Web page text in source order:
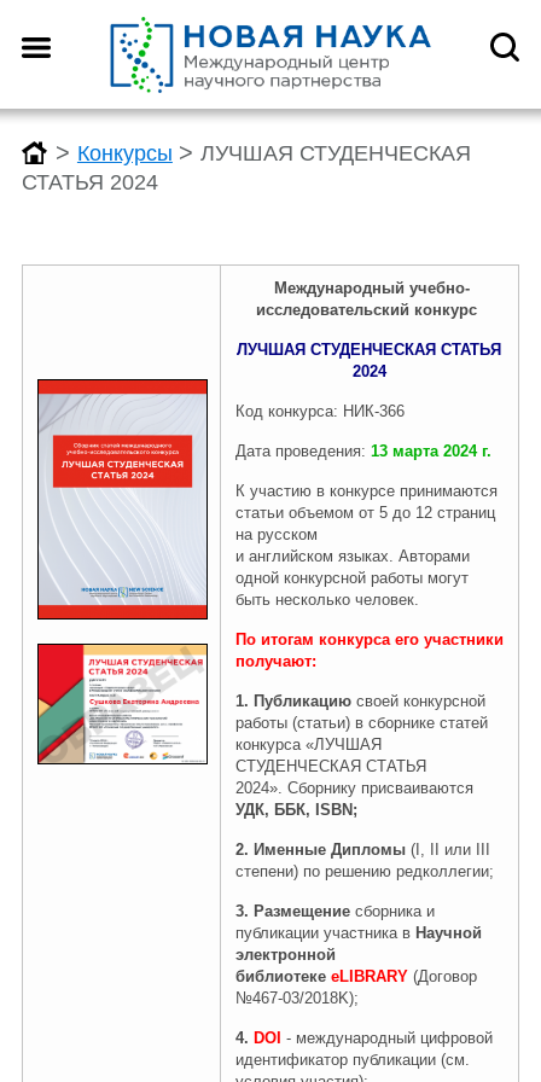
Назад
О центре
Как оформить научную
статью для публикации
Отзывы
Редколлегия
Правовая информация
Назад
Конференции
Заявка (регистрация) на
Архив конференций 2026
2025-2019
Назад
Монографии
Заявка на публикацию
Архив монографий 2026
2025-2019
Назад
Конкурсы
Заявка (регистрация) на
Архив конкурсов 2026
2025-2019
> Конкурсы > ЛУЧШАЯ СТУДЕНЧЕСКАЯ
СТАТЬЯ 2024
Международный учебно-
исследовательский конкурс
ЛУЧШАЯ СТУДЕНЧЕСКАЯ СТАТЬЯ
2024
Код конкурса: НИК-366
Дата проведения: 13марта 2024г.
К участию в конкурсе принимаются
статьи объемом от 5 до 12 страниц
на русском
и английском языках. Авторами
одной конкурсной работы могут
быть несколько человек.
По итогам конкурса его участники
получают:
1. Публикациюсвоей конкурсной
работы (статьи) в сборнике статей
конкурса «ЛУЧШАЯ
СТУДЕНЧЕСКАЯ СТАТЬЯ
2024». Сборнику присваиваются
УДК, ББК, ISBN;
2. Именные Дипломы(I, II или III
степени) по решению редколлегии;
3. Размещениесборника и
публикации участника в Научной
электронной
библиотеке eLIBRARY (Договор
№467-03/2018K);
4. DOI - международный цифровой
идентификатор публикации (см.